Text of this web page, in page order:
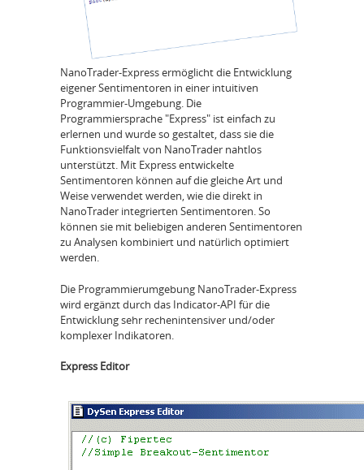
NanoTrader-Express ermöglicht die Entwicklung
eigener Sentimentoren in einer intuitiven
Programmier-Umgebung. Die
Programmiersprache "Express" ist einfach zu
erlernen und wurde so gestaltet, dass sie die
Funktionsvielfalt von NanoTrader nahtlos
unterstützt. Mit Express entwickelte
Sentimentoren können auf die gleiche Art und
Weise verwendet werden, wie die direkt in
NanoTrader integrierten Sentimentoren. So
können sie mit beliebigen anderen Sentimentoren
zu Analysen kombiniert und natürlich optimiert
werden.
Die Programmierumgebung NanoTrader-Express
wird ergänzt durch das Indicator-API für die
Entwicklung sehr rechenintensiver und/oder
komplexer Indikatoren.
Express Editor